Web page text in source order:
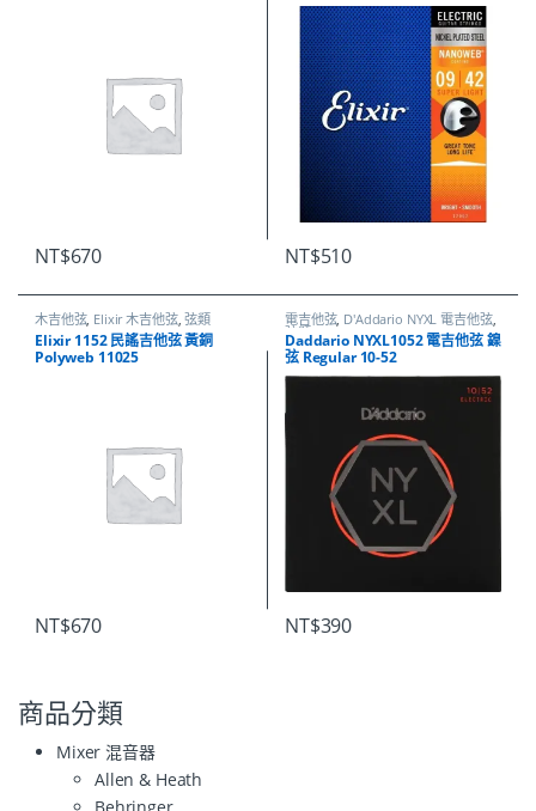
NT$670 NT$510
木吉他弦, Elixir 木吉他弦,弦類
Elixir 1152 民謠吉他弦 黃銅
Polyweb 11025
NT$670
電吉他弦, D'Addario NYXL 電吉他弦,
弦類
Daddario NYXL1052 電吉他弦 鎳
弦 Regular 10-52
NT$390
商品分類
Mixer 混音器
Allen & Heath